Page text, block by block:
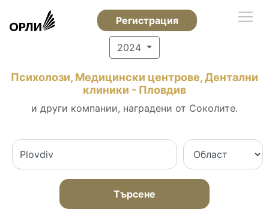
Регистрация
2024
Психолози, Медицински центрове, Дентални
клиники - Пловдив
и други компании, наградени от Соколите.
Търсене